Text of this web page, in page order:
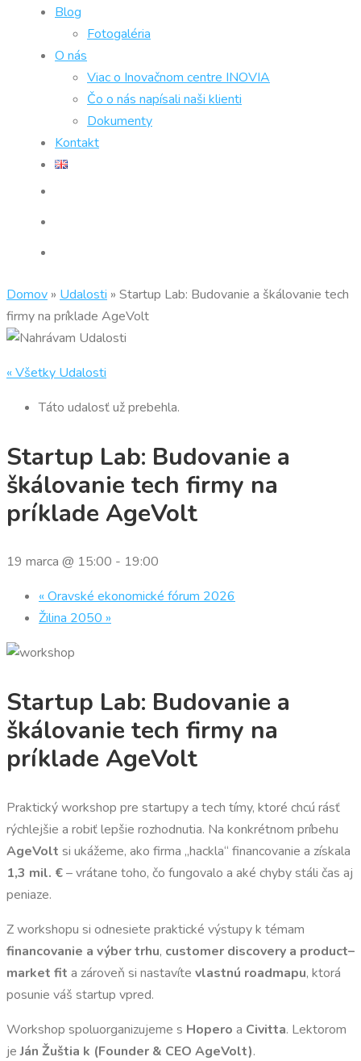
Blog
Fotogaléria
O nás
Viac o Inovačnom centre INOVIA
Čo o nás napísali naši klienti
Dokumenty
Kontakt
Domov » Udalosti » Startup Lab: Budovanie a škálovanie tech
firmy na príklade AgeVolt
« Všetky Udalosti
Táto udalosť už prebehla.
Startup Lab: Budovanie a
škálovanie tech firmy na
príklade AgeVolt
19 marca @ 15:00 - 19:00
« Oravské ekonomické fórum 2026
Žilina 2050 »
Startup Lab: Budovanie a
škálovanie tech firmy na
príklade AgeVolt
Praktický workshop pre startupy a tech tímy, ktoré chcú rásť
rýchlejšie a robiť lepšie rozhodnutia. Na konkrétnom príbehu
AgeVolt si ukážeme, ako firma „hackla“ financovanie a získala
1,3 mil. €– vrátane toho, čo fungovalo a aké chyby stáli čas aj
peniaze.
Z workshopu si odnesiete praktické výstupy k témam
financovanie a výber trhu, customer discovery a product–
market fit a zároveň si nastavíte vlastnú roadmapu, ktorá
posunie váš startup vpred.
Workshop spoluorganizujeme s Hopero a Civitta. Lektorom
jeJán Žuštia k (Founder & CEO AgeVolt).